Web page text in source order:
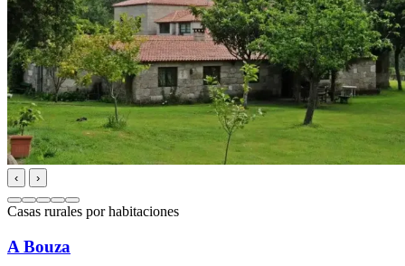
‹ ›
Casas rurales por habitaciones
A Bouza